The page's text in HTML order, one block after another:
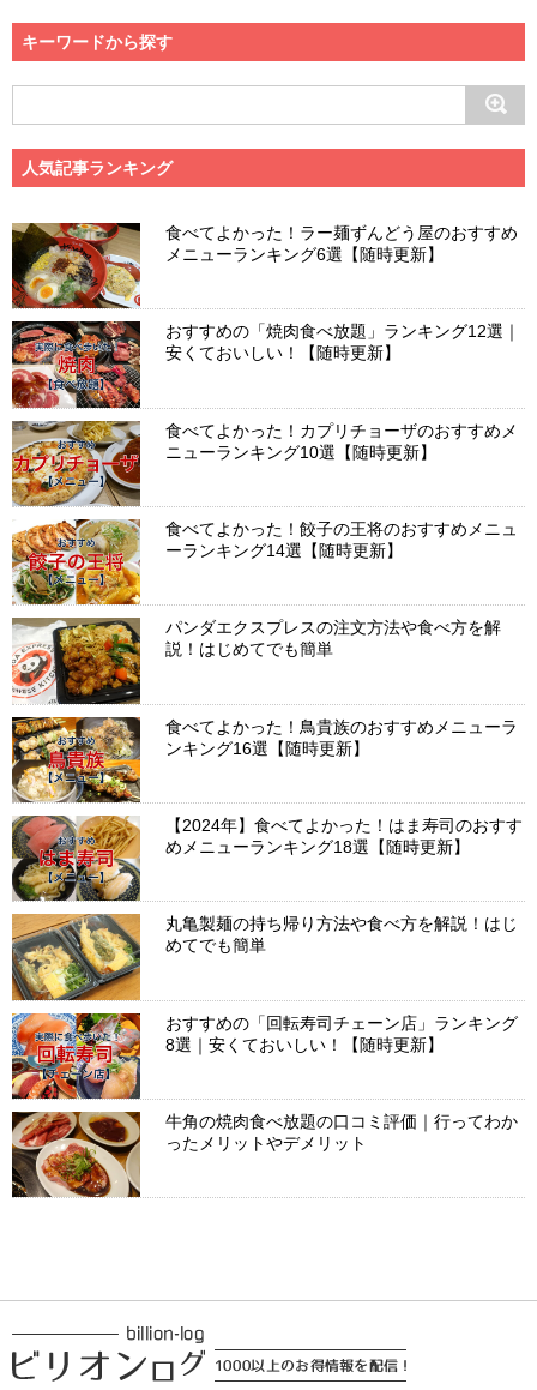
キーワードから探す
人気記事ランキング
食べてよかった！ラー麺ずんどう屋のおすすめ
メニューランキング6選【随時更新】
おすすめの「焼肉食べ放題」ランキング12選｜
安くておいしい！【随時更新】
食べてよかった！カプリチョーザのおすすめメ
ニューランキング10選【随時更新】
食べてよかった！餃子の王将のおすすめメニュ
ーランキング14選【随時更新】
パンダエクスプレスの注文方法や食べ方を解
説！はじめてでも簡単
食べてよかった！鳥貴族のおすすめメニューラ
ンキング16選【随時更新】
【2024年】食べてよかった！はま寿司のおすす
めメニューランキング18選【随時更新】
丸亀製麺の持ち帰り方法や食べ方を解説！はじ
めてでも簡単
おすすめの「回転寿司チェーン店」ランキング
8選｜安くておいしい！【随時更新】
牛角の焼肉食べ放題の口コミ評価｜行ってわか
ったメリットやデメリット